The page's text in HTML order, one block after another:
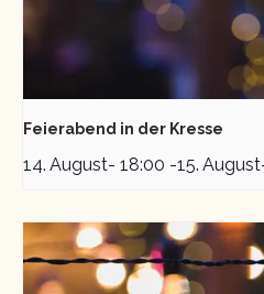
Feierabend in der Kresse
14. August- 18:00 -15.